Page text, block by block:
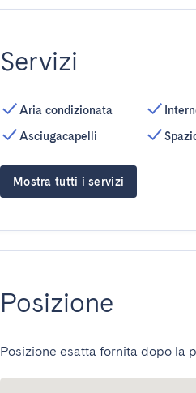
Servizi
Aria condizionata
Asciugacapelli
Mostra tutti i servizi
Posizione
Posizione esatta fornita dopo la